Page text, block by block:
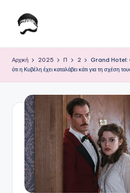
Μετάβαση
ο
Κ
Αρχική 2025 Π 2
Grand Hotel: Ο
ότι η Κυβέλη έχει καταλάβει κάτι για τη σχέση